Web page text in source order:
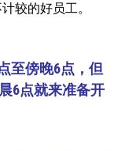
较的好员工。
至傍晚6点，但
6点就来准备开